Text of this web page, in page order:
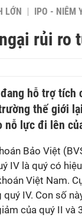
LỚN IPO - NIÊM
rủi ro
hỗ trợ tích
thế giới
nỗ lực đi lên
Bảo Việt
IV là quý có
Việt Nam.
IV. Con số
của quý II và